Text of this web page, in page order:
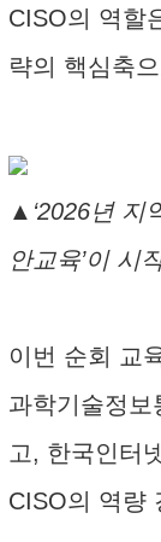
CISO의 역할
략의 핵심축
▲‘2026년 지
안교육’이 시
이번 순회 교
과학기술정
고, 한국인터
CISO의 역량